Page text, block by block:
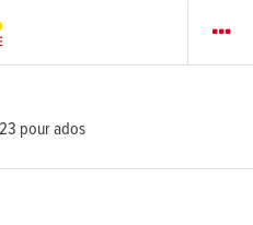
pour ados